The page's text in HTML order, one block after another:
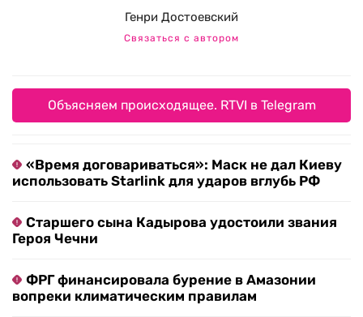
Генри Достоевский
Связаться с автором
Объясняем происходящее. RTVI в Telegram
«Время договариваться»: Маск не дал Киеву
использовать Starlink для ударов вглубь РФ
Старшего сына Кадырова удостоили звания
Героя Чечни
ФРГ финансировала бурение в Амазонии
вопреки климатическим правилам